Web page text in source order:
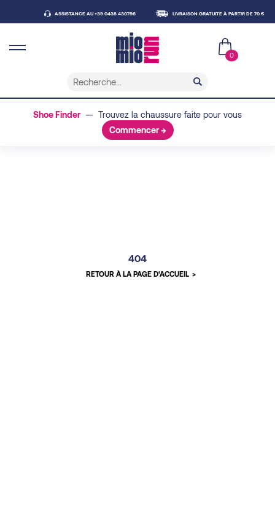
ASSISTANCE AU +39 0438 430796 LIVRAISON GRATUITE À PARTIR DE 70 €
0
Shoe Finder — Trouvez la chaussure faite pour vous
Commencer →
404
RETOUR À LA PAGE D'ACCUEIL >